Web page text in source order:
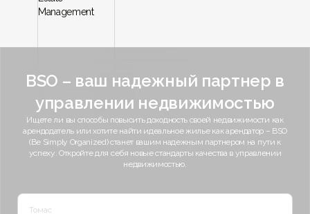
BSO – ваш надежный партнер в
управлении недвижимостью
Ищете ли вы способы повысить доходность своей недвижимости как
арендодатель или хотите найти идеальное жилье как арендатор – BSO
(Be Simply Organized) станет вашим надежным партнером на пути к
успеху. Откройте для себя новые стандарты качества в управлении
недвижимостью.